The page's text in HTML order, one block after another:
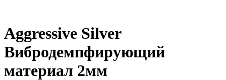
Aggressive Silver
Вибродемпфирующий
материал 2мм